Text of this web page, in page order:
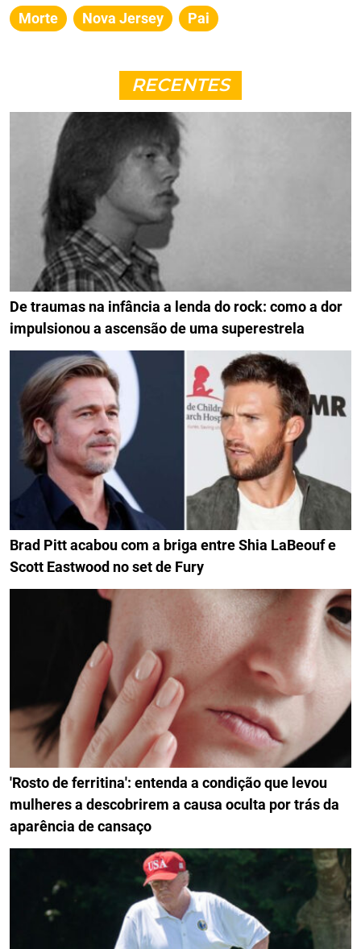
Morte Nova Jersey Pai
RECENTES
De traumas na infância a lenda do rock: como a dor
impulsionou a ascensão de uma superestrela
Brad Pitt acabou com a briga entre Shia LaBeouf e
Scott Eastwood no set de Fury
'Rosto de ferritina': entenda a condição que levou
mulheres a descobrirem a causa oculta por trás da
aparência de cansaço